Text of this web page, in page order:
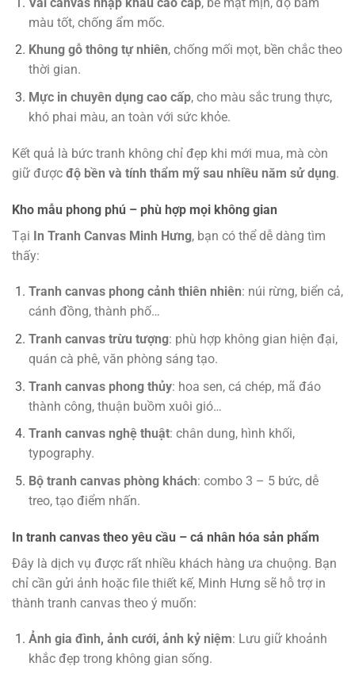
màu tốt, chống ẩm mốc.
Khung gỗ thông tự nhiên, chống mối mọt, bền chắc theo
thời gian.
Mực in chuyên dụng cao cấp, cho màu sắc trung thực,
khó phai màu, an toàn với sức khỏe.
Kết quả là bức tranh không chỉ đẹp khi mới mua, mà còn
giữ được độ bền và tính thẩm mỹ sau nhiều năm sử dụng.
Kho mẫu phong phú – phù hợp mọi không gian
Tại In Tranh Canvas Minh Hưng, bạn có thể dễ dàng tìm
thấy:
Tranh canvas phong cảnh thiên nhiên: núi rừng, biển cả,
cánh đồng, thành phố…
Tranh canvas trừu tượng: phù hợp không gian hiện đại,
quán cà phê, văn phòng sáng tạo.
Tranh canvas phong thủy: hoa sen, cá chép, mã đáo
thành công, thuận buồm xuôi gió…
Tranh canvas nghệ thuật: chân dung, hình khối,
typography.
Bộ tranh canvas phòng khách: combo 3 – 5 bức, dễ
treo, tạo điểm nhấn.
In tranh canvas theo yêu cầu – cá nhân hóa sản phẩm
Đây là dịch vụ được rất nhiều khách hàng ưa chuộng. Bạn
chỉ cần gửi ảnh hoặc file thiết kế, Minh Hưng sẽ hỗ trợ in
thành tranh canvas theo ý muốn:
Ảnh gia đình, ảnh cưới, ảnh kỷ niệm: Lưu giữ khoảnh
khắc đẹp trong không gian sống.